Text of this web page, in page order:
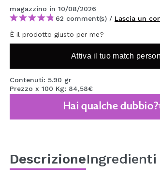
MAQUIFARMA
KOREA ZONE
NATURE
SPECIALE
OUTLET
PROSSIMAMENTE
magazzino in 10/08/2026
62 comment(s) / Lascia un
È il prodotto giusto per me?
Attiva il tuo match
Contenuti: 5.90 gr
Prezzo x 100 Kg: 84,58€
Hai qualche dubbio?
DescrizioneIngredienti